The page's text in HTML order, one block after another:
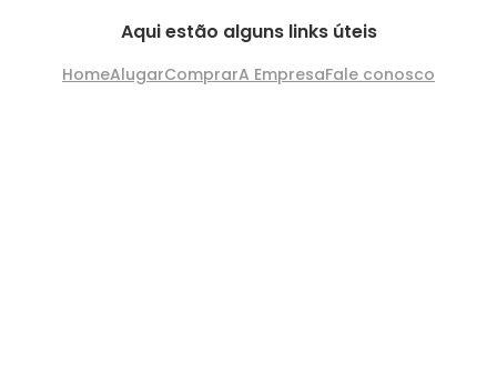
Aqui estão alguns links úteis
HomeAlugarComprarA EmpresaFale conosco